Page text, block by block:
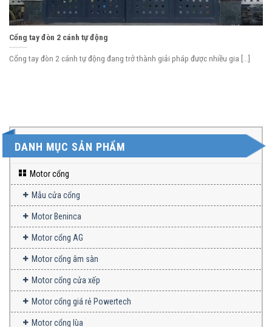
Cổng tay đòn 2 cánh tự động
Cổng tay đòn 2 cánh tự động đang trở thành giải pháp được nhiều gia [...]
DANH MỤC SẢN PHẨM
Motor cổng
Mẫu cửa cổng
Motor Beninca
Motor cổng AG
Motor cổng âm sàn
Motor cổng cửa xếp
Motor cổng giá rẻ Powertech
Motor cổng lùa